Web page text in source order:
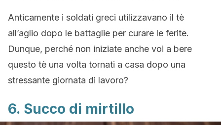
Anticamente i soldati greci utilizzavano il tè
all’aglio dopo le battaglie per curare le ferite.
Dunque, perché non iniziate anche voi a bere
questo tè una volta tornati a casa dopo una
stressante giornata di lavoro?
6. Succo di mirtillo